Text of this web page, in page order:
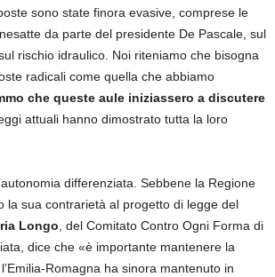
sono state finora evasive, comprese le
da parte del presidente De Pascale, sul
rischio idraulico. Noi riteniamo che bisogna
radicali come quella che abbiamo
che queste aule iniziassero a discutere
attuali hanno dimostrato tutta la loro
differenziata. Sebbene la Regione
la sua contrarietà al progetto di legge del
Longo, del Comitato Contro Ogni Forma di
dice che «è importante mantenere la
Romagna ha sinora mantenuto in